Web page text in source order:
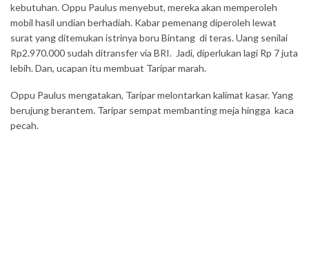
kebutuhan. Oppu Paulus menyebut, mereka akan memperoleh
mobil hasil undian berhadiah. Kabar pemenang diperoleh lewat
surat yang ditemukan istrinya boru Bintang di teras. Uang senilai
Rp2.970.000 sudah ditransfer via BRI. Jadi, diperlukan lagi Rp 7 juta
lebih. Dan, ucapan itu membuat Taripar marah.
Oppu Paulus mengatakan, Taripar melontarkan kalimat kasar. Yang
berujung berantem. Taripar sempat membanting meja hingga kaca
pecah.